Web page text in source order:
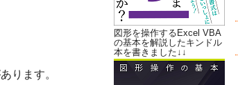
ります。
図形を操作するExcel VBA
の基本を解説したキンドル
本を書きました↓↓